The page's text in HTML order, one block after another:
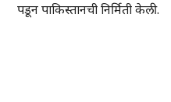
पडून पाकिस्तानची निर्मिती केली.